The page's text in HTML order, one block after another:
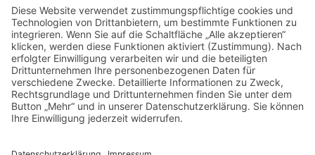
Mo?Fr8.30 ? 12.00 Uhr
Mo?Do13.00 ? 16.00 Uhr